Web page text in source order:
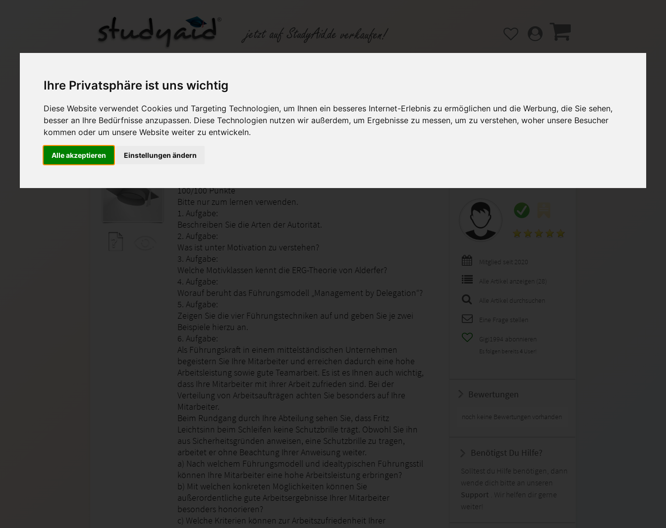
Ihre Privatsphäre ist uns wichtig
Diese Website verwendet Cookies und Targeting Technologien, um Ihnen ein besseres Internet-Erlebnis zu ermöglichen und die Werbung, die Sie sehen,
besser an Ihre Bedürfnisse anzupassen. Diese Technologien nutzen wir außerdem, um Ergebnisse zu messen, um zu verstehen, woher unsere Besucher
kommen oder um unsere Website weiter zu entwickeln.
Alle akzeptieren Einstellungen ändern
FÜHR01-XX3 SGD
Auf StudyAid.de verkaufen Kategorien Studiengänge / Lehrgänge Hilfe / FAQ
100/100 Punkte
Bitte nur zum lernen verwenden.
1. Aufgabe:
Beschreiben Sie die Arten der Autorität.
2. Aufgabe:
Was ist unter Motivation zu verstehen?
3. Aufgabe:
Welche Motivklassen kennt die ERG-Theorie von Alderfer?
4. Aufgabe:
Worauf beruht das Führungsmodell „Management by Delegation“?
5. Aufgabe:
Zeigen Sie die vier Führungstechniken auf und geben Sie je zwei
Beispiele hierzu an.
6. Aufgabe:
Als Führungskraft in einem mittelständischen Unternehmen
begeistern Sie Ihre Mitarbeiter und erreichen dadurch eine hohe
Arbeitsleistung sowie gute Teamarbeit. Es ist es Ihnen auch wichtig,
dass Ihre Mitarbeiter mit ihrer Arbeit zufrieden sind. Bei der
Verteilung von Arbeitsaufträgen achten Sie besonders auf Ihre
Mitarbeiter.
Beim Rundgang durch Ihre Abteilung sehen Sie, dass Fritz
Leichtsinn beim Schleifen keine Schutzbrille trägt. Obwohl Sie ihn
aus Sicherheitsgründen anweisen, eine Schutzbrille zu tragen,
arbeitet er ohne Beachtung Ihrer Anweisung weiter.
a) Nach welchem Führungsmodell und idealtypischen Führungsstil
können Ihre Mitarbeiter eine hohe Arbeitsleistung erbringen?
b) Mit welchen konkreten Möglichkeiten können Sie
außerordentliche gute Arbeitsergebnisse Ihrer Mitarbeiter
besonders honorieren?
c) Welche Kriterien können zur Arbeitszufriedenheit Ihrer
Mitglied seit 2020
Alle Artikel anzeigen (28)
Alle Artikel durchsuchen
Eine Frage stellen
Gigi1994 abonnieren
Es folgen bereits 4 User!
Bewertungen
noch keine Bewertungen vorhanden
Benötigst Du Hilfe?
Solltest du Hilfe benötigen, dann
wende dich bitte an unseren
Support . Wir helfen dir gerne
weiter!